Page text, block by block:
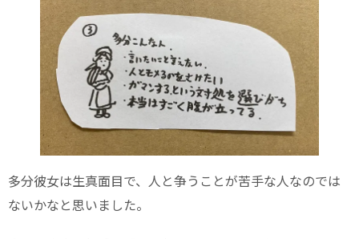
多分彼女は生真面目で、人と争うことが苦手な人なのでは
ないかなと思いました。